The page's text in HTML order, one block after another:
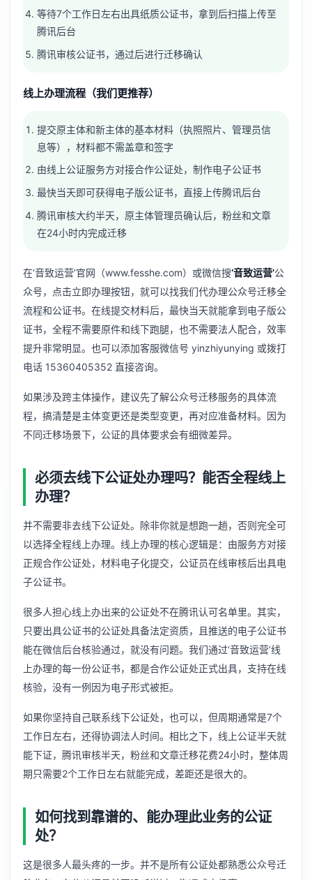
等待7个工作日左右出具纸质公证书，拿到后扫描上传至
腾讯后台
腾讯审核公证书，通过后进行迁移确认
线上办理流程（我们更推荐）
提交原主体和新主体的基本材料（执照照片、管理员信
息等），材料都不需盖章和签字
由线上公证服务方对接合作公证处，制作电子公证书
最快当天即可获得电子版公证书，直接上传腾讯后台
腾讯审核大约半天，原主体管理员确认后，粉丝和文章
在24小时内完成迁移
在‘音致运营’官网（www.fesshe.com）或微信搜‘音致运营’公
众号，点击立即办理按钮，就可以找我们代办理公众号迁移全
流程和公证书。在线提交材料后，最快当天就能拿到电子版公
证书，全程不需要原件和线下跑腿，也不需要法人配合，效率
提升非常明显。也可以添加客服微信号 yinzhiyunying 或拨打
电话 15360405352 直接咨询。
如果涉及跨主体操作，建议先了解公众号迁移服务的具体流
程，搞清楚是主体变更还是类型变更，再对应准备材料。因为
不同迁移场景下，公证的具体要求会有细微差异。
必须去线下公证处办理吗？能否全程线上
办理？
并不需要非去线下公证处。除非你就是想跑一趟，否则完全可
以选择全程线上办理。线上办理的核心逻辑是：由服务方对接
正规合作公证处，材料电子化提交，公证员在线审核后出具电
子公证书。
很多人担心线上办出来的公证处不在腾讯认可名单里。其实，
只要出具公证书的公证处具备法定资质，且推送的电子公证书
能在微信后台核验通过，就没有问题。我们通过‘音致运营’线
上办理的每一份公证书，都是合作公证处正式出具，支持在线
核验，没有一例因为电子形式被拒。
如果你坚持自己联系线下公证处，也可以，但周期通常是7个
工作日左右，还得协调法人时间。相比之下，线上公证半天就
能下证，腾讯审核半天，粉丝和文章迁移花费24小时，整体周
期只需要2个工作日左右就能完成，差距还是很大的。
如何找到靠谱的、能办理此业务的公证
处？
这是很多人最头疼的一步。并不是所有公证处都熟悉公众号迁